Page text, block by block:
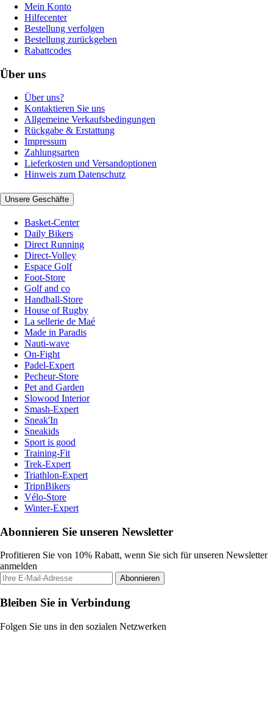
Mein Konto
Hilfecenter
Bestellung verfolgen
Bestellung zurückgeben
Rabattcodes
Über uns
Über uns?
Kontaktieren Sie uns
Allgemeine Verkaufsbedingungen
Rückgabe & Erstattung
Impressum
Zahlungsarten
Lieferkosten und Versandoptionen
Hinweis zum Datenschutz
Unsere Geschäfte
Basket-Center
Daily Bikers
Direct Running
Direct-Volley
Espace Golf
Foot-Store
Golf and co
Handball-Store
House of Rugby
La sellerie de Maé
Made in Paradis
Nauti-wave
On-Fight
Padel-Expert
Pecheur-Store
Pet and Garden
Slowood Interior
Smash-Expert
Sneak'In
Sneakids
Sport is good
Training-Fit
Trek-Expert
Triathlon-Expert
TripnBikers
Vélo-Store
Winter-Expert
Abonnieren Sie unseren Newsletter
Profitieren Sie von 10% Rabatt, wenn Sie sich für unseren Newsletter
anmelden
Abonnieren
Bleiben Sie in Verbindung
Folgen Sie uns in den sozialen Netzwerken